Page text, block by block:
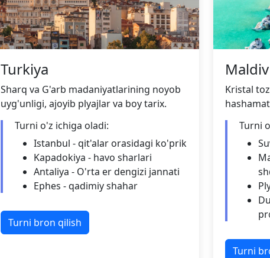
Turkiya
Sharq va G'arb madaniyatlarining noyob
uyg'unligi, ajoyib plyajlar va boy tarix.
Turni o'z ichiga oladi:
Istanbul - qit'alar orasidagi ko'prik
Kapadokiya - havo sharlari
Antaliya - O'rta er dengizi jannati
Ephes - qadimiy shahar
Turni bron qilish
Kristal
Turni
Turni